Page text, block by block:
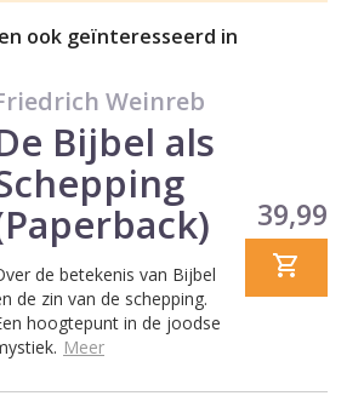
ook geïnteresseerd in
Weinreb
Bijbel als
de betekenis van Bijbel
de zin van de schepping.
hoogtepunt in de joodse
Meer
Prijs
39,99